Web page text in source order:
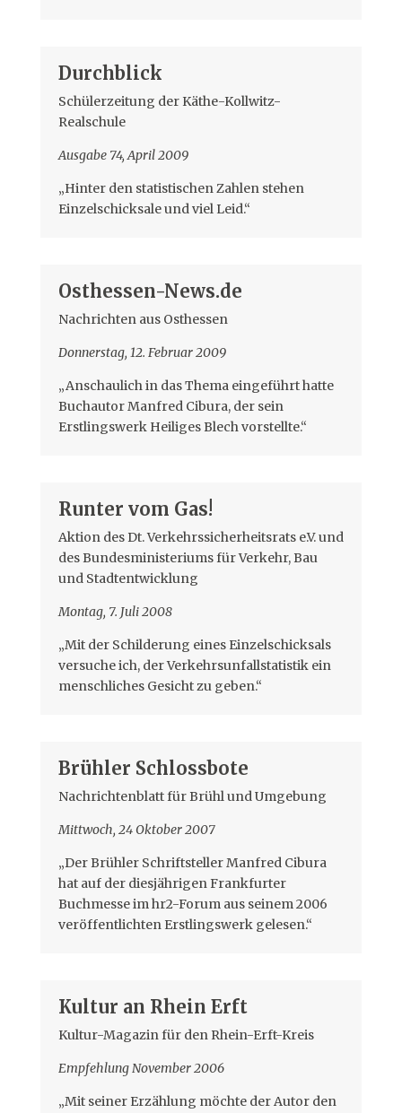
Durchblick
Schülerzeitung der Käthe-Kollwitz-
Realschule
Ausgabe 74, April 2009
„Hinter den statistischen Zahlen stehen
Einzelschicksale und viel Leid.“
Osthessen-News.de
Nachrichten aus Osthessen
Donnerstag, 12. Februar 2009
„Anschaulich in das Thema eingeführt hatte
Buchautor Manfred Cibura, der sein
Erstlingswerk Heiliges Blech vorstellte.“
Runter vom Gas!
Aktion des Dt. Verkehrssicherheitsrats e.V. und
des Bundesministeriums für Verkehr, Bau
und Stadtentwicklung
Montag, 7. Juli 2008
„Mit der Schilderung eines Einzelschicksals
versuche ich, der Verkehrsunfallstatistik ein
menschliches Gesicht zu geben.“
Brühler Schlossbote
Nachrichtenblatt für Brühl und Umgebung
Mittwoch, 24 Oktober 2007
„Der Brühler Schriftsteller Manfred Cibura
hat auf der diesjährigen Frankfurter
Buchmesse im hr2-Forum aus seinem 2006
veröffentlichten Erstlingswerk gelesen.“
Kultur an Rhein Erft
Kultur-Magazin für den Rhein-Erft-Kreis
Empfehlung November 2006
„Mit seiner Erzählung möchte der Autor den